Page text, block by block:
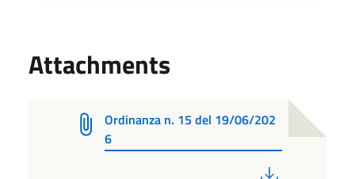
Attachments
Ordinanza n. 15 del 19/06/202
6